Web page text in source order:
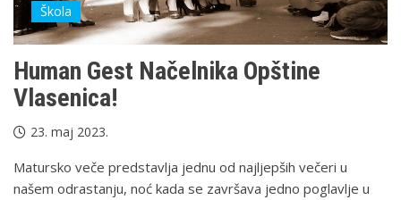
Škola
Human Gest Načelnika Opštine
Vlasenica!
23. maj 2023.
Matursko veče predstavlja jednu od najljepših večeri u
našem odrastanju, noć kada se završava jedno poglavlje u